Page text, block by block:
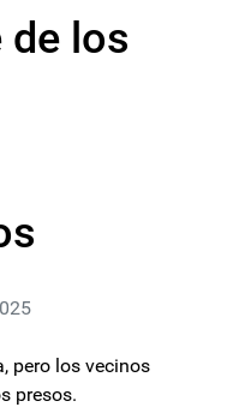
de los
pero los vecinos
presos.